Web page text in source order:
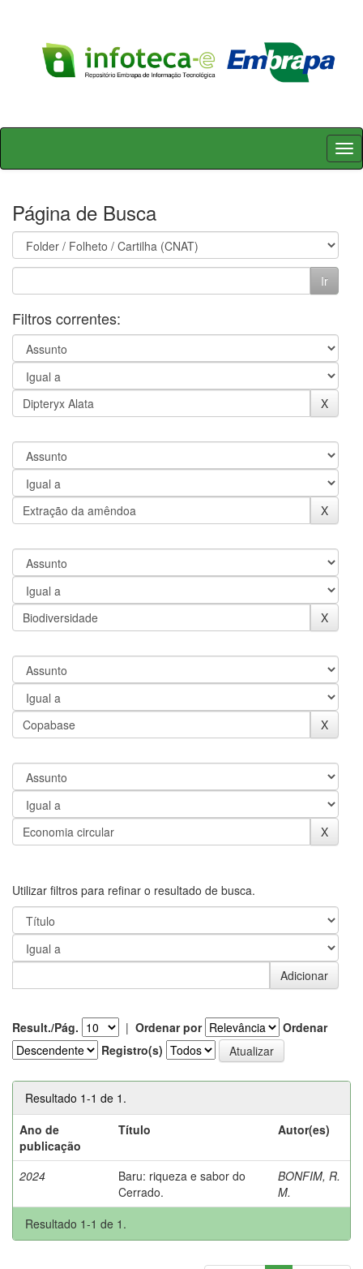
Skip
Página de Busca
Filtros correntes:
Utilizar filtros para refinar o resultado de busca.
Result./Pág. | Ordenar por
Ordenar
Registro(s)
Resultado 1-1 de 1.
Ano de
publicação
Título Autor(es)
2024
Baru: riqueza e sabor do
Cerrado.
BONFIM, R.
M.
Resultado 1-1 de 1.